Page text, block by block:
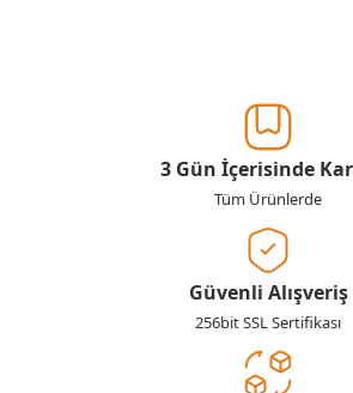
3 Gün İçerisinde
Tüm Ürünlerde
Güvenli Alışveriş
256bit SSL Sertifikası